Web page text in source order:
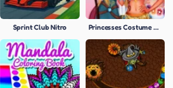
Sprint Club Nitro Princesses Costume Party